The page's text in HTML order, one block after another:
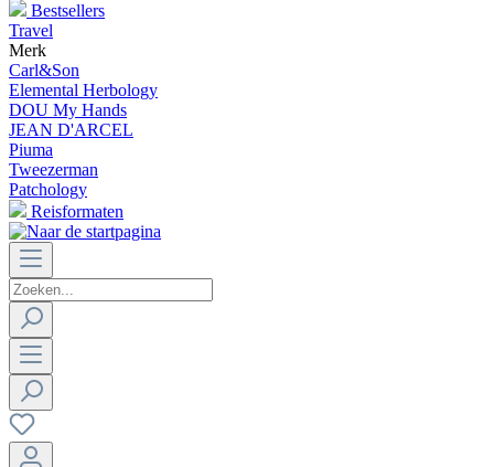
Bestsellers
Travel
Merk
Carl&Son
Elemental Herbology
DOU My Hands
JEAN D'ARCEL
Piuma
Tweezerman
Patchology
Reisformaten